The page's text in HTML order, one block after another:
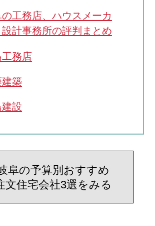
工務店、ハウスメーカ
設計事務所の評判まとめ
工務店
築
設
阜の予算別おすすめ
文住宅会社3選をみる